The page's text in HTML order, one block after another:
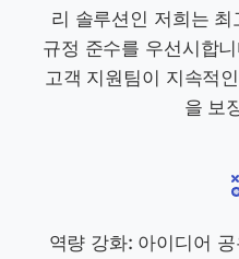
리 솔루션인 저희는
규정 준수를 우선시합
고객 지원팀이 지속적
을 보
역량 강화: 아이디어